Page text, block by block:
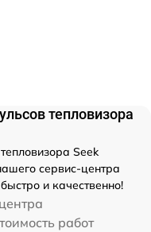
тепловизора
Seek
сервис-центра
и качественно!
работ